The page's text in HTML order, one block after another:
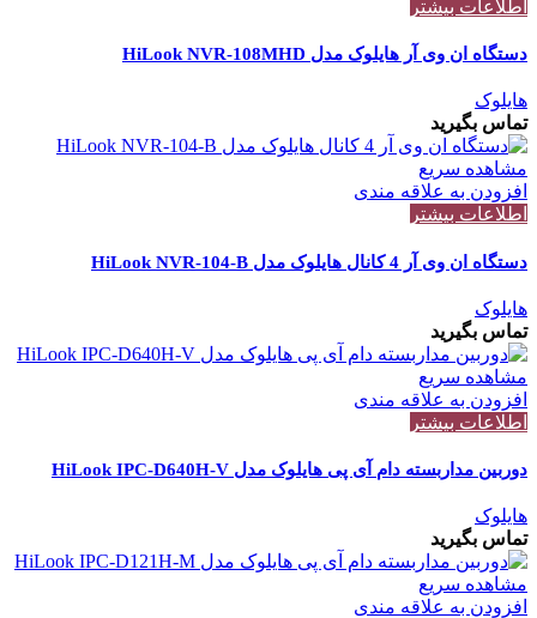
اطلاعات بیشتر
دستگاه ان وی آر هایلوک مدل HiLook NVR-108MHD
هایلوک
تماس بگیرید
مشاهده سریع
افزودن به علاقه مندی
اطلاعات بیشتر
دستگاه ان وی آر 4 کانال هایلوک مدل HiLook NVR-104-B
هایلوک
تماس بگیرید
مشاهده سریع
افزودن به علاقه مندی
اطلاعات بیشتر
دوربین مداربسته دام آی پی هایلوک مدل HiLook IPC-D640H-V
هایلوک
تماس بگیرید
مشاهده سریع
افزودن به علاقه مندی